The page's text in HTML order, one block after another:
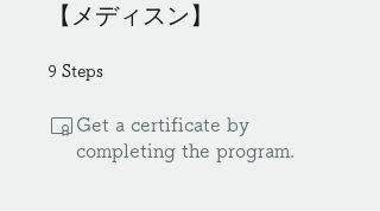
【メディスン】
9 Steps
Get a certificate by
completing the program.